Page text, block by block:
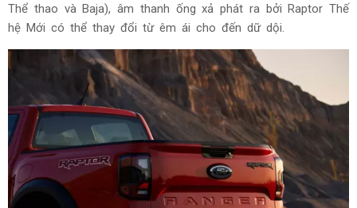
Thể thao và Baja), âm thanh ống xả phát ra bởi Raptor Thế
hệ Mới có thể thay đổi từ êm ái cho đến dữ dội.